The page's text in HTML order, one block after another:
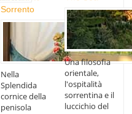
Sorrento
Nella
Splendida
cornice della
penisola
Una filosofia
orientale,
l'ospitalità
sorrentina e il
luccichio del